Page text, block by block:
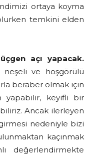
ortaya koyma
temkini elden
açı yapacak.
ve hoşgörülü
beraber olmak için
yapabilir, keyifli bir
Ancak ilerleyen
nedeniyle bizi
kaçınmak
değerlendirmekte